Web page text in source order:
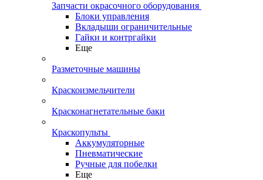
Запчасти окрасочного оборудования
Блоки управления
Вкладыши ограничительные
Гайки и контргайки
Еще
Разметочные машины
Краскоизмельчители
Красконагнетательные баки
Краскопульты
Аккумуляторные
Пневматические
Ручные для побелки
Еще